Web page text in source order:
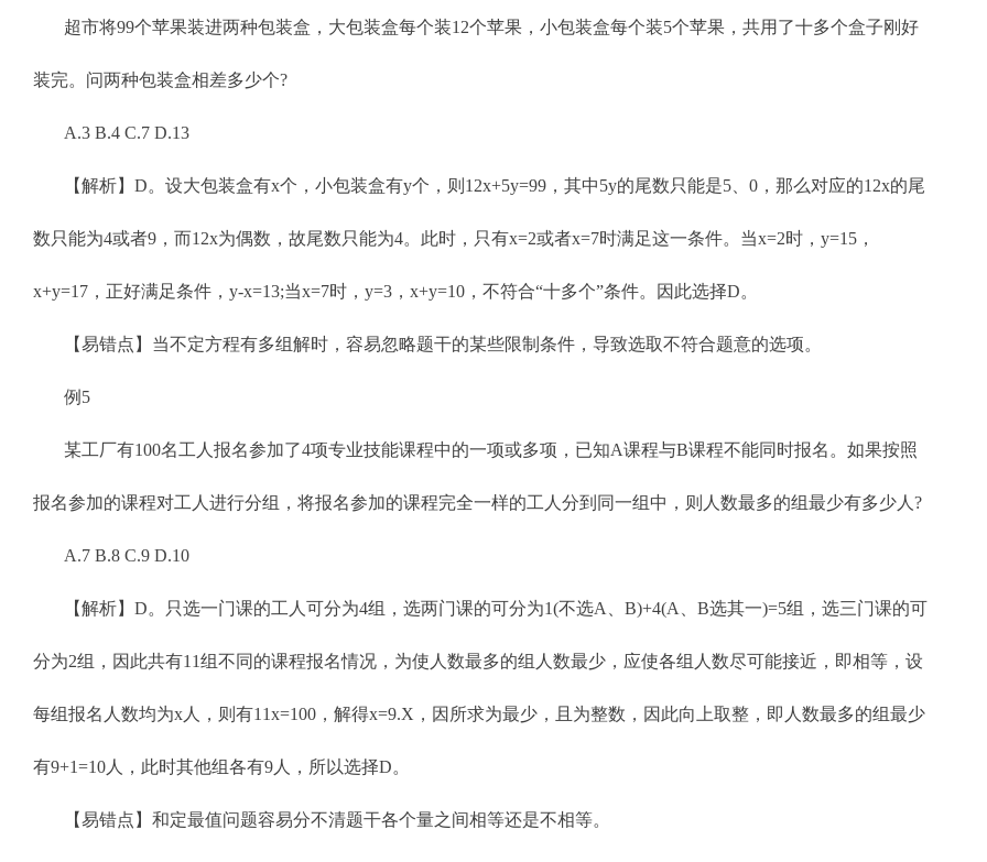
超市将99个苹果装进两种包装盒，大包装盒每个装12个苹果，小包装盒每个装5个苹果，共用了十多个盒子刚好
装完。问两种包装盒相差多少个?
A.3 B.4 C.7 D.13
【解析】D。设大包装盒有x个，小包装盒有y个，则12x+5y=99，其中5y的尾数只能是5、0，那么对应的12x的尾
数只能为4或者9，而12x为偶数，故尾数只能为4。此时，只有x=2或者x=7时满足这一条件。当x=2时，y=15，
x+y=17，正好满足条件，y-x=13;当x=7时，y=3，x+y=10，不符合“十多个”条件。因此选择D。
【易错点】当不定方程有多组解时，容易忽略题干的某些限制条件，导致选取不符合题意的选项。
例5
某工厂有100名工人报名参加了4项专业技能课程中的一项或多项，已知A课程与B课程不能同时报名。如果按照
报名参加的课程对工人进行分组，将报名参加的课程完全一样的工人分到同一组中，则人数最多的组最少有多少人?
A.7 B.8 C.9 D.10
【解析】D。只选一门课的工人可分为4组，选两门课的可分为1(不选A、B)+4(A、B选其一)=5组，选三门课的可
分为2组，因此共有11组不同的课程报名情况，为使人数最多的组人数最少，应使各组人数尽可能接近，即相等，设
每组报名人数均为x人，则有11x=100，解得x=9.X，因所求为最少，且为整数，因此向上取整，即人数最多的组最少
有9+1=10人，此时其他组各有9人，所以选择D。
【易错点】和定最值问题容易分不清题干各个量之间相等还是不相等。